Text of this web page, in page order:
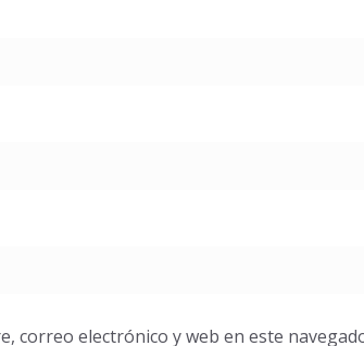
correo electrónico y web en este